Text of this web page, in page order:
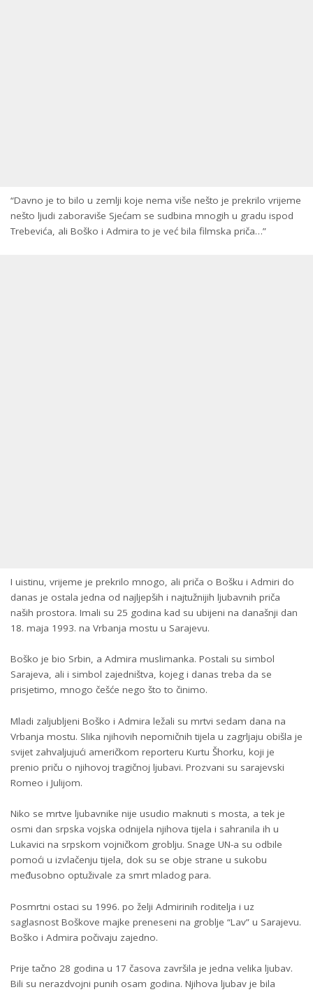
“Davno je to bilo u zemlji koje nema više nešto je prekrilo vrijeme
nešto ljudi zaboraviše Sjećam se sudbina mnogih u gradu ispod
Trebevića, ali Boško i Admira to je već bila filmska priča…”
I uistinu, vrijeme je prekrilo mnogo, ali priča o Bošku i Admiri do
danas je ostala jedna od najljepših i najtužnijih ljubavnih priča
naših prostora. Imali su 25 godina kad su ubijeni na današnji dan
18. maja 1993. na Vrbanja mostu u Sarajevu.
Boško je bio Srbin, a Admira muslimanka. Postali su simbol
Sarajeva, ali i simbol zajedništva, kojeg i danas treba da se
prisjetimo, mnogo češće nego što to činimo.
Mladi zaljubljeni Boško i Admira ležali su mrtvi sedam dana na
Vrbanja mostu. Slika njihovih nepomičnih tijela u zagrljaju obišla je
svijet zahvaljujući američkom reporteru Kurtu Šhorku, koji je
prenio priču o njihovoj tragičnoj ljubavi. Prozvani su sarajevski
Romeo i Julijom.
Niko se mrtve ljubavnike nije usudio maknuti s mosta, a tek je
osmi dan srpska vojska odnijela njihova tijela i sahranila ih u
Lukavici na srpskom vojničkom groblju. Snage UN-a su odbile
pomoći u izvlačenju tijela, dok su se obje strane u sukobu
međusobno optuživale za smrt mladog para.
Posmrtni ostaci su 1996. po želji Admirinih roditelja i uz
saglasnost Boškove majke preneseni na groblje “Lav” u Sarajevu.
Boško i Admira počivaju zajedno.
Prije tačno 28 godina u 17 časova završila je jedna velika ljubav.
Bili su nerazdvojni punih osam godina. Njihova ljubav je bila